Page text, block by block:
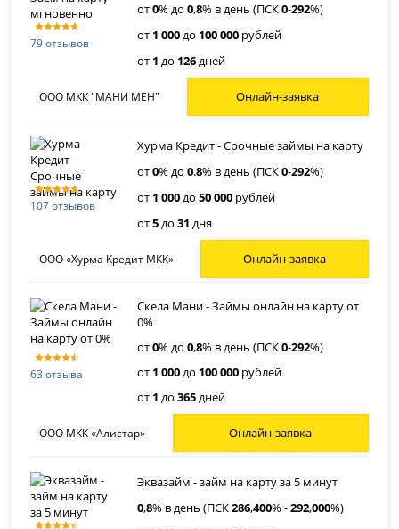
79 отзывов
от0% до0,8% в день (ПСК0-292%)
от 1 000до 100 000 рублей
от 1 до 126дней
ООО МКК "МАНИ МЕН" Онлайн-заявка
107 отзывов
Хурма Кредит - Срочные займы на карту
от0% до0.8% в день (ПСК0-292%)
от 1 000до50 000 рублей
от5до31 дня
ООО «Хурма Кредит МКК» Онлайн-заявка
63 отзыва
Скела Мани - Займы онлайн на карту от
0%
от0% до0,8% в день (ПСК0-292%)
от 1 000до 100 000 рублей
от 1 до365дней
ООО МКК «Алистар» Онлайн-заявка
Эквазайм - займ на карту за 5 минут
0,8% в день (ПСК286,400% -292,000%)